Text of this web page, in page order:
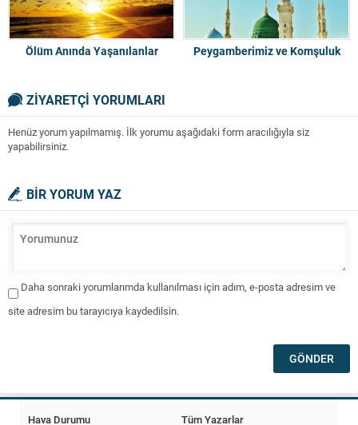
Ölüm Anında Yaşanılanlar Peygamberimiz ve Komşuluk
ZİYARETÇİ YORUMLARI
Henüz yorum yapılmamış. İlk yorumu aşağıdaki form aracılığıyla siz
yapabilirsiniz.
BİR YORUM YAZ
Daha sonraki yorumlarımda kullanılması için adım, e-posta adresim ve
site adresim bu tarayıcıya kaydedilsin.
Hava Durumu Tüm Yazarlar